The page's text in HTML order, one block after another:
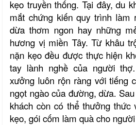
kẹo truyền thống. Tại đây, du
mắt chứng kiến quy trình làm
dừa thơm ngon hay những
hương vị miền Tây. Từ khâu
nặn kẹo đều được thực hiện
tay lành nghề của người
xưởng luôn rộn ràng với tiếng
ngọt ngào của đường, dừa.
khách còn có thể thưởng thức
kẹo, gói cốm làm quà cho